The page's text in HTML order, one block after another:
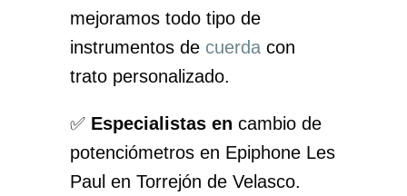
mejoramos todo tipo de
instrumentos de cuerdacon
trato personalizado.
✅ Especialistas en cambio de
potenciómetros en Epiphone Les
Paul en Torrejón de Velasco.